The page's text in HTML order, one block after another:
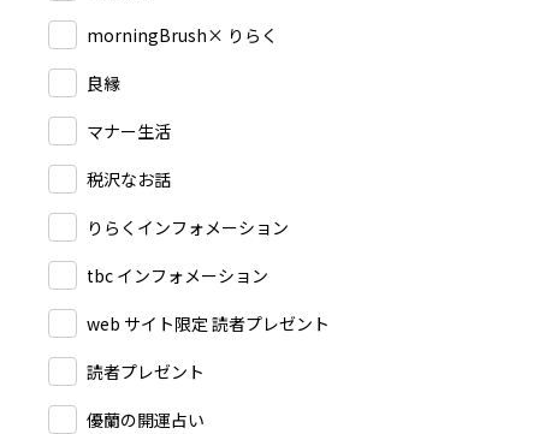
morningBrush× りらく
良縁
マナー生活
税沢なお話
りらくインフォメーション
tbc インフォメーション
web サイト限定 読者プレゼント
読者プレゼント
優蘭の開運占い